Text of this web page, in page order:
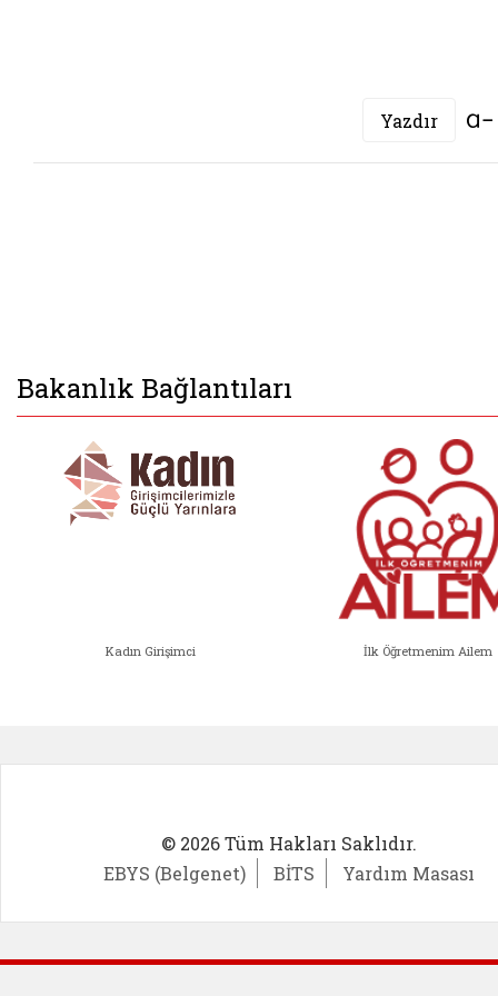
Yazdır
Bakanlık Bağlantıları
Kadın Girişimci İlk Öğretmenim Ailem
© 2026 Tüm Hakları Saklıdır.
EBYS (Belgenet)
BİTS Yardım Masası